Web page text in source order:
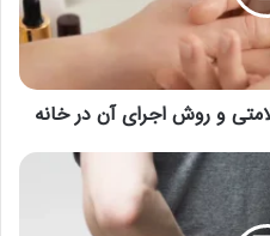
و روش اجرای آن در خانه